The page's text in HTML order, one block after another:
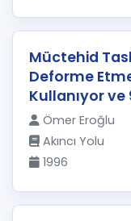
Müctehid
Deforme
Kullanıyor
Ömer Eroğlu
Akıncı Yolu
1996